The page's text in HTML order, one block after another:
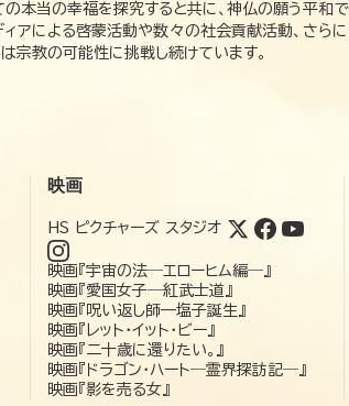
本当の幸福を探究すると共に、神仏の願う平和
による啓蒙活動や数々の社会貢献活動、さら
宗教の可能性に挑戦し続けています。
映画
HS ピクチャーズ スタジオ
映画『宇宙の法―エローヒム編―』
映画『愛国女子―紅武士道』
映画『呪い返し師—塩子誕生』
映画『レット・イット・ビー』
映画『二十歳に還りたい。』
映画『ドラゴン・ハート―霊界探訪記―』
映画『影を売る女』